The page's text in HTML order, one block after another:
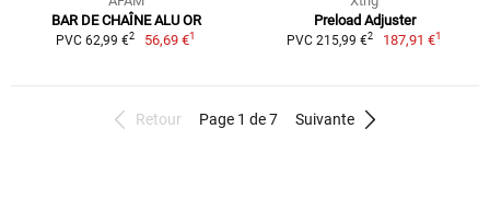
BAR DE CHAÎNE ALU OR
PVC 62,99 €2 56,69 €1
Preload Adjuster
PVC 215,99 €2 187,91 €1
Retour Page 1 de 7 Suivante